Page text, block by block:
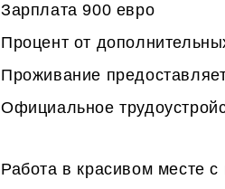
Зарплата 900 евро
Процент от
Проживание
Официальное
Работа в красивом месте